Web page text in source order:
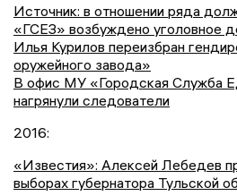
Источник: в отношении ряда
«ГСЕЗ» возбуждено уголовное
Илья Курилов переизбран
оружейного завода»
В офис МУ «Городская Служба
нагрянули следователи
2016:
«Известия»: Алексей Лебедев
выборах губернатора Тульской